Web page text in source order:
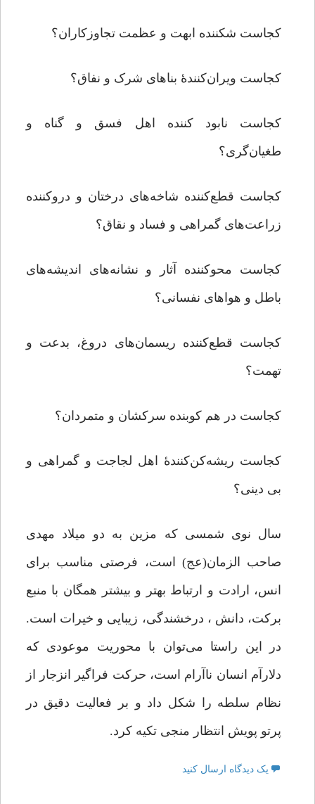
کجاست شکننده ابهت و عظمت تجاوزکاران؟
کجاست ویران‌کنندۀ بناهای شرک و نفاق؟
کجاست نابود کننده اهل فسق و گناه و
طغیان‌گری؟
کجاست قطع‌کننده شاخه‌های درختان و دروکننده
زراعت‌های گمراهی و فساد و نقاق؟
کجاست محوکننده آثار و نشانه‌های اندیشه‌های
باطل و هواهای نفسانی؟
کجاست قطع‌کننده ریسمان‌های دروغ، بدعت و
تهمت؟
کجاست در هم کوبنده سرکشان و متمردان؟
کجاست ریشه‌کن‌کنندۀ اهل لجاجت و گمراهی و
بی دینی؟
سال نوی شمسی که مزین به دو میلاد مهدی
صاحب الزمان(عج) است، فرصتی مناسب برای
انس، ارادت و ارتباط بهتر و بیشتر همگان با منبع
برکت، دانش ، درخشندگی، زیبایی و خیرات است.
در این راستا می‌توان با محوریت موعودی که
دلارآم انسان ناآرام است، حرکت فراگیر انزجار از
نظام سلطه را شکل داد و بر فعالیت دقیق در
پرتو پویش انتظار منجی تکیه کرد.
یک دیدگاه ارسال کنید